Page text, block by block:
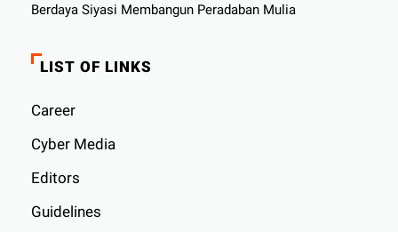
Berdaya Siyasi Membangun Peradaban Mulia
LIST OF LINKS
Career
Cyber ​​Media
Editors
Guidelines